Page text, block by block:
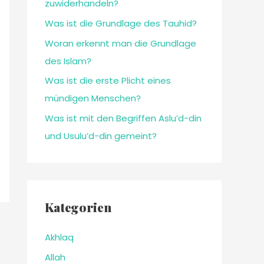
zuwiderhandeln?
Was ist die Grundlage des Tauhid?
Woran erkennt man die Grundlage
des Islam?
Was ist die erste Plicht eines
mündigen Menschen?
Was ist mit den Begriffen Aslu’d-din
und Usulu’d-din gemeint?
Kategorien
Akhlaq
Allah